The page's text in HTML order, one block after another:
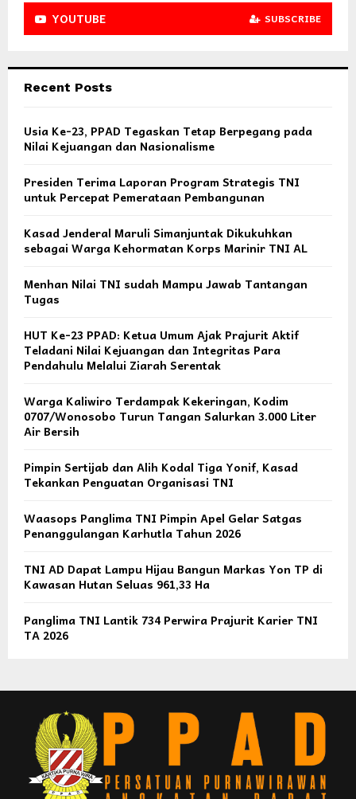
YOUTUBE SUBSCRIBE
Recent Posts
Usia Ke-23, PPAD Tegaskan Tetap Berpegang pada
Nilai Kejuangan dan Nasionalisme
Presiden Terima Laporan Program Strategis TNI
untuk Percepat Pemerataan Pembangunan
Kasad Jenderal Maruli Simanjuntak Dikukuhkan
sebagai Warga Kehormatan Korps Marinir TNI AL
Menhan Nilai TNI sudah Mampu Jawab Tantangan
Tugas
HUT Ke-23 PPAD: Ketua Umum Ajak Prajurit Aktif
Teladani Nilai Kejuangan dan Integritas Para
Pendahulu Melalui Ziarah Serentak
Warga Kaliwiro Terdampak Kekeringan, Kodim
0707/Wonosobo Turun Tangan Salurkan 3.000 Liter
Air Bersih
Pimpin Sertijab dan Alih Kodal Tiga Yonif, Kasad
Tekankan Penguatan Organisasi TNI
Waasops Panglima TNI Pimpin Apel Gelar Satgas
Penanggulangan Karhutla Tahun 2026
TNI AD Dapat Lampu Hijau Bangun Markas Yon TP di
Kawasan Hutan Seluas 961,33 Ha
Panglima TNI Lantik 734 Perwira Prajurit Karier TNI
TA 2026